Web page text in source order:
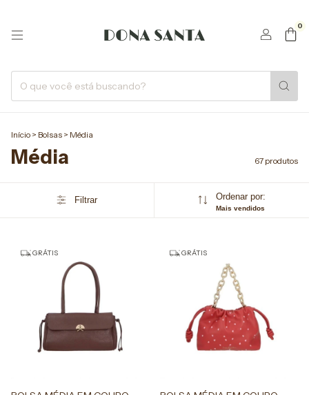
0
Início > Bolsas > Média
Média 67 produtos
Filtrar Ordenar por:
Mais vendidos
GRÁTIS GRÁTIS